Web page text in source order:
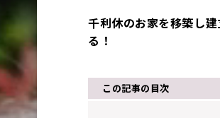
千利休のお家を移築し
る！
この記事の目次